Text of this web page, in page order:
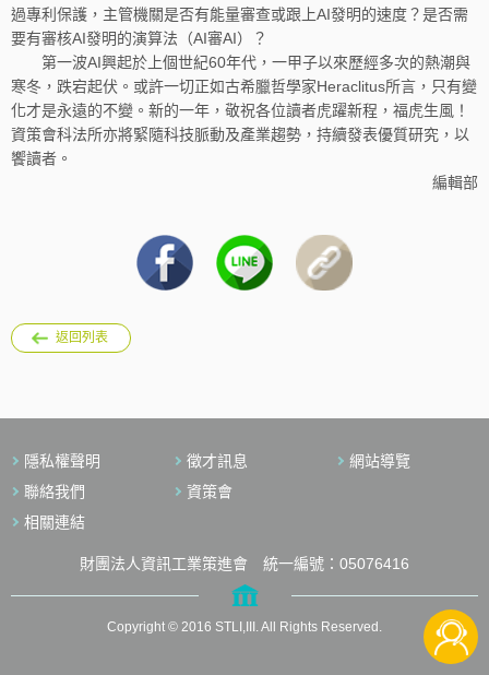
過專利保護，主管機關是否有能量審查或跟上AI發明的速度？是否需
要有審核AI發明的演算法（AI審AI）？
第一波AI興起於上個世紀60年代，一甲子以來歷經多次的熱潮與
寒冬，跌宕起伏。或許一切正如古希臘哲學家Heraclitus所言，只有變
化才是永遠的不變。新的一年，敬祝各位讀者虎躍新程，福虎生風！
資策會科法所亦將緊隨科技脈動及產業趨勢，持續發表優質研究，以
饗讀者。
編輯部
返回列表
隱私權聲明 徵才訊息
網站導覽
聯絡我們
資策會
相關連結
財團法人資訊工業策進會 統一編號：05076416
Copyright © 2016 STLI,III. All Rights Reserved.